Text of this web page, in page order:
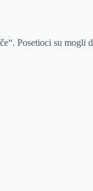
Posetioci su mogli